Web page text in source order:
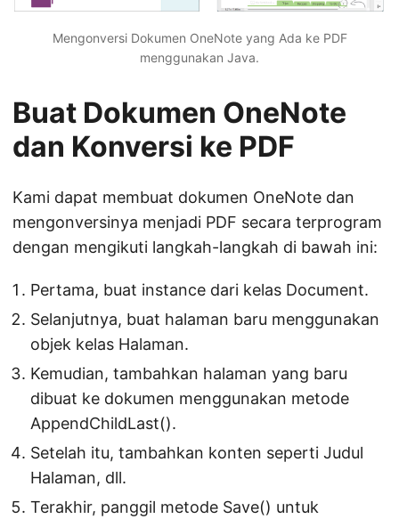
Mengonversi Dokumen OneNote yang Ada ke PDF
menggunakan Java.
Buat Dokumen OneNote
dan Konversi ke PDF
Kami dapat membuat dokumen OneNote dan
mengonversinya menjadi PDF secara terprogram
dengan mengikuti langkah-langkah di bawah ini:
Pertama, buat instance dari kelas Document.
Selanjutnya, buat halaman baru menggunakan
objek kelas Halaman.
Kemudian, tambahkan halaman yang baru
dibuat ke dokumen menggunakan metode
AppendChildLast().
Setelah itu, tambahkan konten seperti Judul
Halaman, dll.
Terakhir, panggil metode Save() untuk